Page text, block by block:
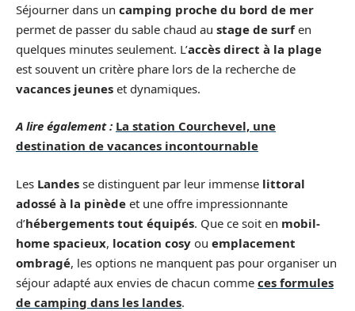
Séjourner dans un camping proche du bord de mer
permet de passer du sable chaud au stage de surfen
quelques minutes seulement. L’accès direct à la plage
est souvent un critère phare lors de la recherche de
vacances jeunes et dynamiques.
A lire également : La station Courchevel, une
destination de vacances incontournable
Les Landes se distinguent par leur immense littoral
adossé à la pinède et une offre impressionnante
d’hébergements tout équipés. Que ce soit en mobil-
home spacieux, location cosy ou emplacement
ombragé, les options ne manquent pas pour organiser un
séjour adapté aux envies de chacun comme ces formules
de camping dans les landes.